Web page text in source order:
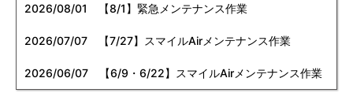
2026/08/01 【8/1】緊急メンテナンス作業
2026/07/07 【7/27】スマイルAirメンテナンス作業
2026/06/07 【6/9・6/22】スマイルAirメンテナンス作業